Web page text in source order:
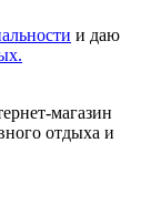
и даю
магазин
отдыха и